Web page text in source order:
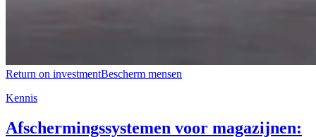
Return on investmentBescherm mensen
Kennis
Afschermingssystemen voor magazijnen: